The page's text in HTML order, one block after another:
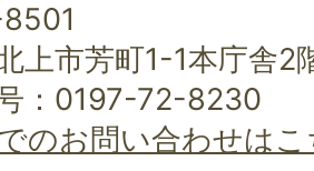
上市芳町1-1本庁舎2
：0197-72-8230
のお問い合わせは